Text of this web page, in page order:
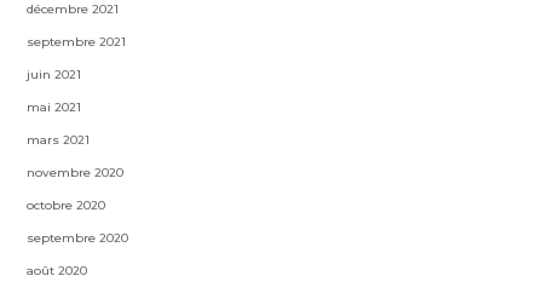
décembre 2021
septembre 2021
juin 2021
mai 2021
mars 2021
novembre 2020
octobre 2020
septembre 2020
août 2020